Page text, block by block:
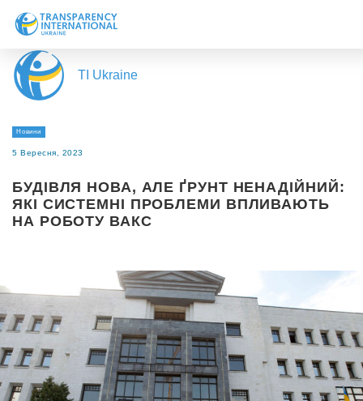
Про нас
Новини
Напрями роботи
Долучитися
TI Ukraine
Новини
5 Вересня, 2023
БУДІВЛЯ НОВА, АЛЕ ҐРУНТ НЕНАДІЙНИЙ:
ЯКІ СИСТЕМНІ ПРОБЛЕМИ ВПЛИВАЮТЬ
НА РОБОТУ ВАКС